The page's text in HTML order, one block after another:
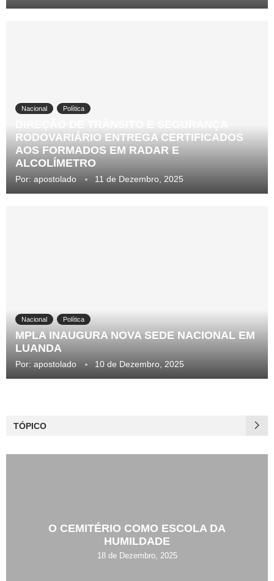
Nacional Política
RODOVARIÁRIO ENTREGA CERTIFICADOS
AOS FORMADOS EM RADAR E
ALCOLÍMETRO
Por: apostolado 11 de Dezembro, 2025
Nacional Política
MPLA INAUGURA NOVA SEDE NACIONAL EM
LUANDA
Por: apostolado 10 de Dezembro, 2025
TÓPICO
O CEMITÉRIO COMO ESCOLA DA
HUMILDADE
18 de Dezembro, 2025